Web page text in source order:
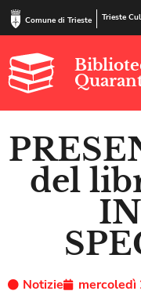
Comune di Trieste Trieste
del
Notizie
mercoledì